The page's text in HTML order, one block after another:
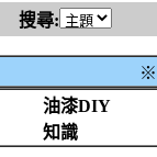
搜尋:
※
油漆DIY
知識